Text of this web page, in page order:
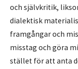
och självkritik,
dialektisk
framgångar och
misstag och göra
stället för att anta